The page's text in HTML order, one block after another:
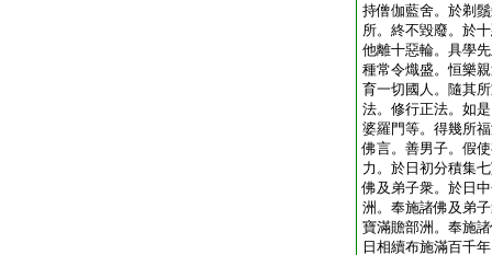
持僧伽藍舍。於剃
所。終不毀廢。於
他離十惡輪。具學
種常令熾盛。恒樂
育一切國人。隨其
法。修行正法。如
婆羅門等。得幾所
佛言。善男子。假
力。於日初分積集
佛及弟子衆。於日
洲。奉施諸佛及弟
寶滿贍部洲。奉施
日相續布施滿百千